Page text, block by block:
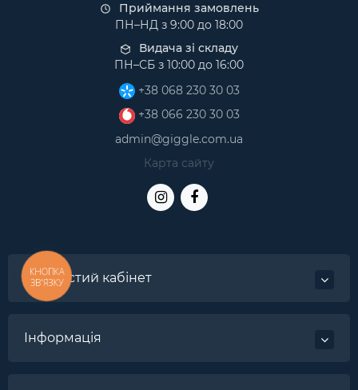
Приймання замовлень
ПН–НД з 9:00 до 18:00
Видача зі складу
ПН–СБ з 10:00 до 16:00
+38 068 230 30 03
+38 066 230 30 03
admin@giggle.com.ua
Карта сайту
Особистий кабінет
Інформація
КНОПКА
ЗВ'ЯЗКУ